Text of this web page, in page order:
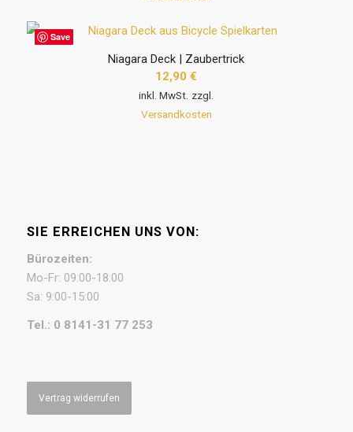
Save
Niagara Deck | Zaubertrick
12,90€
inkl. MwSt. zzgl.
Versandkosten
SIE ERREICHEN UNS VON:
Bürozeiten:
Mo-Fr: 09:00-18:00
Sa: 9:00-15:00
Tel.: 0 8141-31 77 253
Vertrag widerrufen